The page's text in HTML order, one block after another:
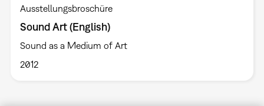
Ausstellungsbroschüre
Sound Art (English)
Sound as a Medium of Art
2012